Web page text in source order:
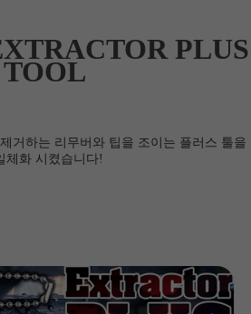
PLUS
TOOL
거하는 리무버와 팁을 조이는 플러스 툴을
체화 시켰습니다!